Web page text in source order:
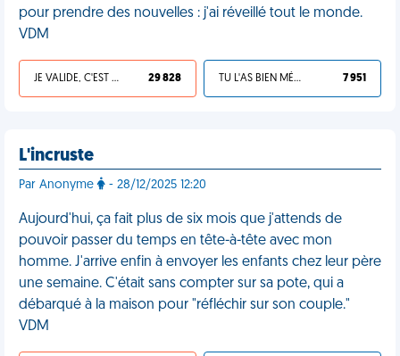
pour prendre des nouvelles : j'ai réveillé tout le monde.
VDM
JE VALIDE, C'EST UNE VDM 29 828 TU L'AS BIEN MÉRITÉ 7 951
L'incruste
Par Anonyme - 28/12/2025 12:20
Aujourd'hui, ça fait plus de six mois que j'attends de
pouvoir passer du temps en tête-à-tête avec mon
homme. J'arrive enfin à envoyer les enfants chez leur père
une semaine. C'était sans compter sur sa pote, qui a
débarqué à la maison pour "réfléchir sur son couple."
VDM